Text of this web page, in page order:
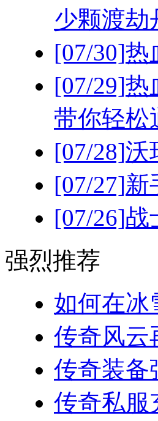
少颗渡劫
[07/30]热
[07/29]热
带你轻松
[07/28]沃
[07/27]新
[07/26]战
强烈推荐
如何在冰
传奇风云
传奇装
传奇私服